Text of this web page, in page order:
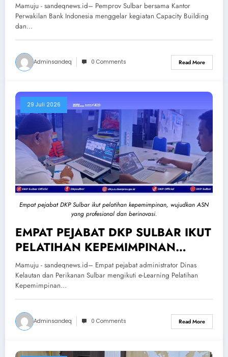
HARGA DAN KETAHANAN
PANGAN
Mamuju - sandeqnews.id– Pemprov Sulbar bersama Kantor
Perwakilan Bank Indonesia menggelar kegiatan Capacity Building
dan…
Adminsandeq 0 Comments Read More
Empat pejabat DKP Sulbar ikut pelatihan kepemimpinan, wujudkan ASN
yang profesional dan berinovasi.
29 Juli 2026
EMPAT PEJABAT DKP SULBAR IKUT
PELATIHAN KEPEMIMPINAN
ADMINISTRATOR, TINGKATKAN
KUALITAS DAN INOVASI
PELAYANAN
Mamuju - sandeqnews.id– Empat pejabat administrator Dinas
Kelautan dan Perikanan Sulbar mengikuti e-Learning Pelatihan
Kepemimpinan…
Adminsandeq 0 Comments Read More